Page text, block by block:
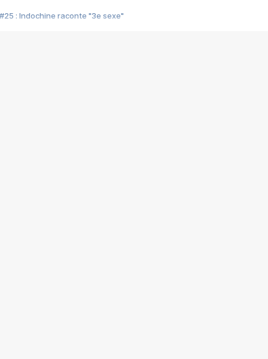
#25 : Indochine raconte "3e sexe"